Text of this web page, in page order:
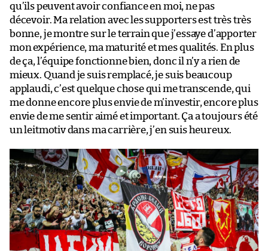
qu’ils peuvent avoir confiance en moi, ne pas
décevoir. Ma relation avec les supporters est très très
bonne, je montre sur le terrain que j’essaye d’apporter
mon expérience, ma maturité et mes qualités. En plus
de ça, l’équipe fonctionne bien, donc il n’y a rien de
mieux. Quand je suis remplacé, je suis beaucoup
applaudi, c’est quelque chose qui me transcende, qui
me donne encore plus envie de m’investir, encore plus
envie de me sentir aimé et important. Ça a toujours été
un leitmotiv dans ma carrière, j’en suis heureux.